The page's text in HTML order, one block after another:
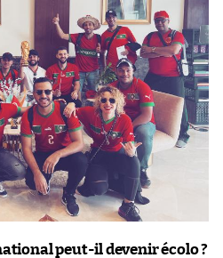
peut-il devenir écolo ?